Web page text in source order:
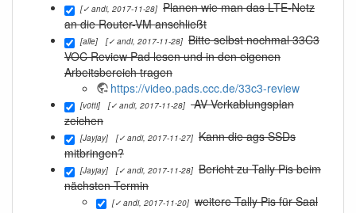
[✓ andi, 2017-11-28] Planen wie man das LTE-Netz
an die Router-VM anschließt
[alle] [✓ andi, 2017-11-28] Bitte selbst nochmal 33C3
VOC Review Pad lesen und in den eigenen
Arbeitsbereich tragen
https://video.pads.ccc.de/33c3-review
[v0tti] [✓ andi, 2017-11-28] AV Verkablungsplan
zeichen
[Jayjay] [✓ andi, 2017-11-27] Kann die ags SSDs
mitbringen?
[Jayjay] [✓ andi, 2017-11-28] Bericht zu Tally Pis beim
nächsten Termin
[✓ andi, 2017-11-20] weitere Tally Pis für Saal